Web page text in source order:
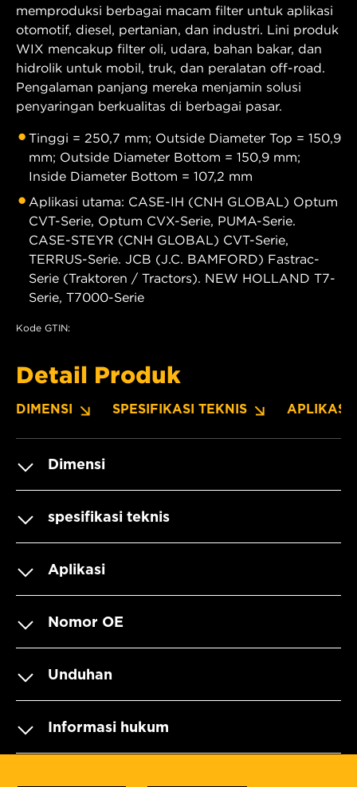
memproduksi berbagai macam filter untuk aplikasi
otomotif, diesel, pertanian, dan industri. Lini produk
WIX mencakup filter oli, udara, bahan bakar, dan
hidrolik untuk mobil, truk, dan peralatan off-road.
Pengalaman panjang mereka menjamin solusi
penyaringan berkualitas di berbagai pasar.
Tinggi = 250,7 mm; Outside Diameter Top = 150,9
mm; Outside Diameter Bottom = 150,9 mm;
Inside Diameter Bottom = 107,2 mm
Aplikasi utama: CASE-IH (CNH GLOBAL) Optum
CVT-Serie, Optum CVX-Serie, PUMA-Serie.
CASE-STEYR (CNH GLOBAL) CVT-Serie,
TERRUS-Serie. JCB (J.C. BAMFORD) Fastrac-
Serie (Traktoren / Tractors). NEW HOLLAND T7-
Serie, T7000-Serie
Kode GTIN:
Detail Produk
DIMENSI SPESIFIKASI TEKNIS APLIKASI
Dimensi
spesifikasi teknis
Aplikasi
Nomor OE
Unduhan
Informasi hukum